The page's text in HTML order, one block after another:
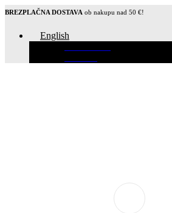
BREZPLAČNA DOSTAVA ob nakupu nad 50 €!
English